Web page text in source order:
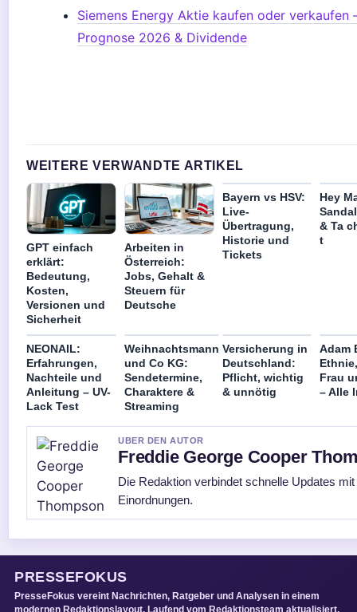
Siemens Energy Aktie kaufen oder verkaufen
Prognose 2026 & Dividende
WEITERE VERWANDTE ARTIKEL
GPT einfach
erklärt:
Bedeutung,
Kosten,
Versionen und
Sicherheit
Arbeiten in
Österreich:
Jobs, Gehalt &
Steuern für
Deutsche
Bayern vs HSV:
Live-
Übertragung,
Historie und
Tickets
Hey
& Ta
t
NEONAIL:
Erfahrungen,
Nachteile und
Anleitung – UV-
Lack Test
Weihnachtsmann
und Co KG:
Sendetermine,
Charaktere &
Streaming
Versicherung in
Deutschland:
Pflicht, wichtig
& unnötig
Adam
Frau
– Alle
UBER DEN AUTOR
Freddie George Cooper
Die Redaktion verbindet schnelle Updates
Einordnungen.
PRESSEFOKUS
PresseFokus vereint Nachrichten, Ratgeber und Analysen in einem